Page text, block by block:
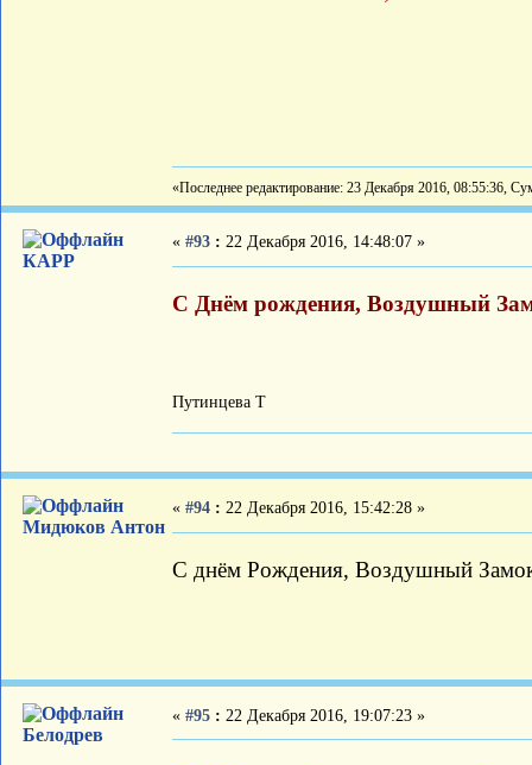
«Последнее редактирование: 23 Декабря 2016, 08:55:36,
КАРР
« #93 : 22 Декабря 2016, 14:48:07 »
С Днём рождения, Воздушный
Путинцева Т
Мидюков Антон
« #94 : 22 Декабря 2016, 15:42:28 »
С днём Рождения, Воздушный
Белодрев
« #95 : 22 Декабря 2016, 19:07:23 »